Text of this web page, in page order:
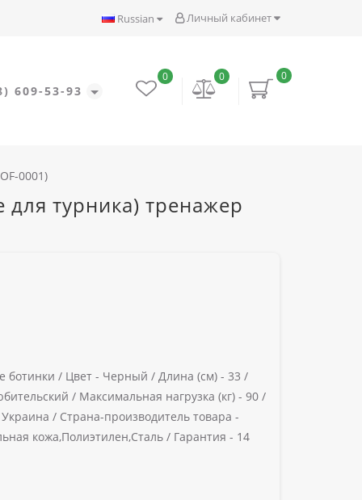
Личный кабинет
Russian
609-53-93
0
0
0
0001)
турника) тренажер
ботинки / Цвет - Черный / Длина (см) - 33 /
/ Максимальная нагрузка (кг) - 90 /
/ Страна-производитель товара -
кожа,Полиэтилен,Сталь / Гарантия - 14